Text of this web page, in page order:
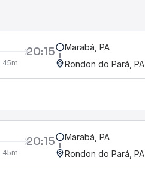
20:15
45m
Marabá, PA
Rondon do Pará, PA
20:15
45m
Marabá, PA
Rondon do Pará, PA